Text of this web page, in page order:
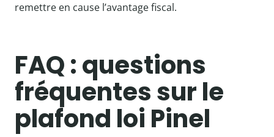
remettre en cause l’avantage fiscal.
FAQ : questions
fréquentes sur le
plafond loi Pinel